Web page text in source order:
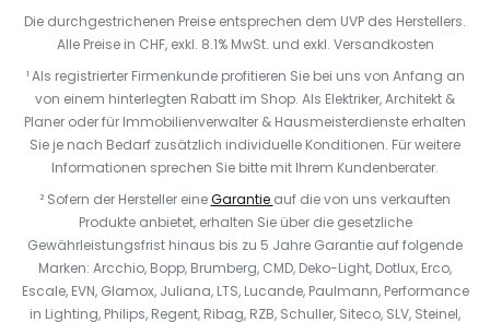
Die durchgestrichenen Preise entsprechen dem UVP des Herstellers.
Alle Preise in CHF, exkl. 8.1% MwSt. und exkl. Versandkosten
¹ Als registrierter Firmenkunde profitieren Sie bei uns von Anfang an
von einem hinterlegten Rabatt im Shop. Als Elektriker, Architekt &
Planer oder für Immobilienverwalter & Hausmeisterdienste erhalten
Sie je nach Bedarf zusätzlich individuelle Konditionen. Für weitere
Informationen sprechen Sie bitte mit Ihrem Kundenberater.
² Sofern der Hersteller eineGarantie auf die von uns verkauften
Produkte anbietet, erhalten Sie über die gesetzliche
Gewährleistungsfrist hinaus bis zu 5 Jahre Garantie auf folgende
Marken: Arcchio, Bopp, Brumberg, CMD, Deko-Light, Dotlux, Erco,
Escale, EVN, Glamox, Juliana, LTS, Lucande, Paulmann, Performance
in Lighting, Philips, Regent, Ribag, RZB, Schuller, Siteco, SLV, Steinel,